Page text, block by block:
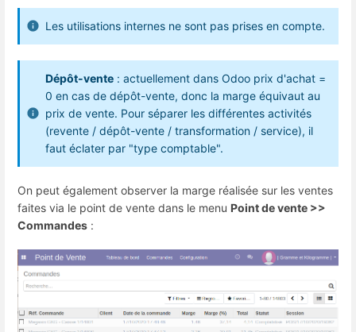
Les utilisations internes ne sont pas prises en compte.
Dépôt-vente : actuellement dans Odoo prix d'achat =
0 en cas de dépôt-vente, donc la marge équivaut au
prix de vente. Pour séparer les différentes activités
(revente / dépôt-vente / transformation / service), il
faut éclater par "type comptable".
On peut également observer la marge réalisée sur les ventes
faites via le point de vente dans le menu Point de vente >>
Commandes :